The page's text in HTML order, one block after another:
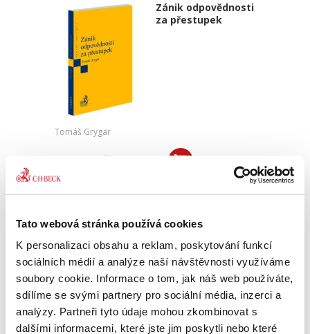
Tato webová stránka používá cookies
K personalizaci obsahu a reklam, poskytování funkcí
sociálních médií a analýze naší návštěvnosti využíváme
soubory cookie. Informace o tom, jak náš web používáte,
sdílíme se svými partnery pro sociální média, inzerci a
analýzy. Partneři tyto údaje mohou zkombinovat s
dalšími informacemi, které jste jim poskytli nebo které
Zánik odpovědnosti
za přestupek
Tomáš Grygar
550,00 Kč
soudů nebo pracovníkům správních úřadů
všech druhů a stupňů. Představuje...
Proměny
soukromého práva
v době COVID-19